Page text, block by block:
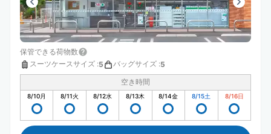
保管できる荷物数
スーツケースサイズ :5 バッグサイズ :5
空き時間
8/10月 8/11火 8/12水 8/13木 8/14金 8/15土 8/16日